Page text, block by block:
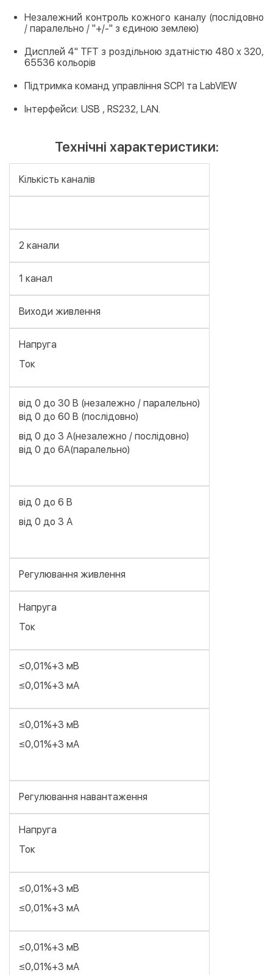
Незалежний контроль кожного каналу (послідовно
/ паралельно / "+/-" з єдиною землею)
Дисплей 4" TFT з роздільною здатністю 480 х 320,
65536 кольорів
Підтримка команд управління SCPI та LabVIEW
Інтерфейси: USB , RS232, LAN.
Технічні характеристики:
Кількість каналів
2 канали
1 канал
Виходи живлення
Напруга
Ток
від 0 до 30 В (незалежно / паралельно)
від 0 до 60 В (послідовно)
від 0 до 3 А(незалежно / послідовно)
від 0 до 6А(паралельно)
від 0 до 6 В
від 0 до 3 А
Регулювання живлення
Напруга
Ток
≤0,01%+3 мВ
≤0,01%+3 мА
≤0,01%+3 мВ
≤0,01%+3 мА
Регулювання навантаження
Напруга
Ток
≤0,01%+3 мВ
≤0,01%+3 мА
≤0,01%+3 мВ
≤0,01%+3 мА